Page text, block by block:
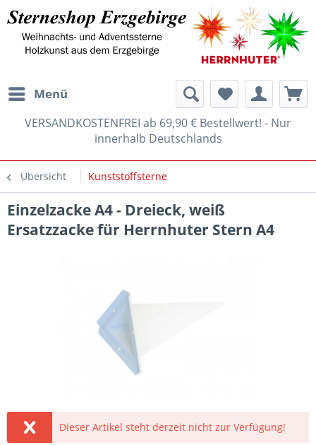
Menü
VERSANDKOSTENFREI ab 69,90 € Bestellwert! - Nur
innerhalb Deutschlands
Übersicht Kunststoffsterne
Einzelzacke A4 - Dreieck, weiß
Ersatzzacke für Herrnhuter Stern A4
Dieser Artikel steht derzeit nicht zur Verfügung!